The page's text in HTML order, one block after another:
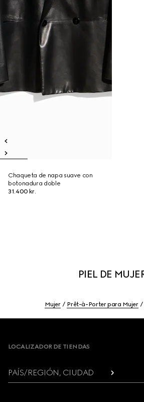
Chaqueta de napa suave con
botonadura doble
31.400 kr.
PIEL DE
Mujer Prêt-à-Porter para Mujer
LOCALIZADOR DE TIENDAS
PAÍS/REGIÓN, CIUDAD